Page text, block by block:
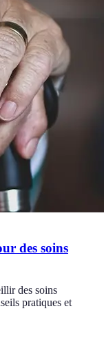
des soins
des soins
pratiques et